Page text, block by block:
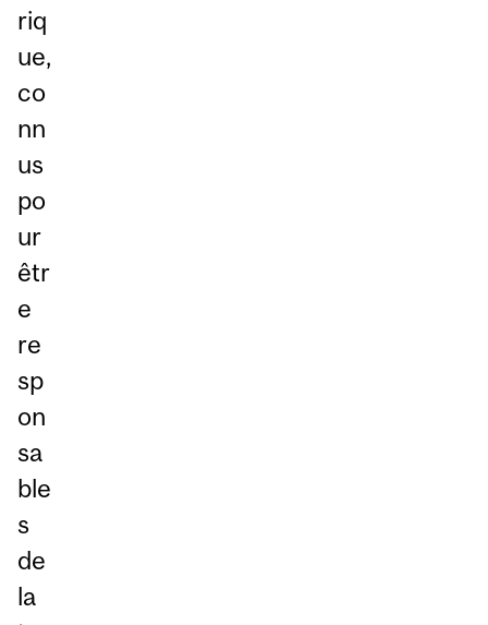
riq
ue,
co
nn
us
po
ur
êtr
e
re
sp
on
sa
ble
s
de
la